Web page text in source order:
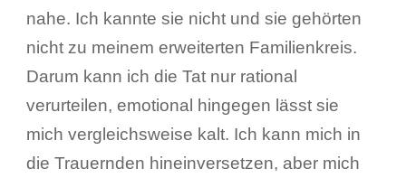
nahe. Ich kannte sie nicht und sie gehörten
nicht zu meinem erweiterten Familienkreis.
Darum kann ich die Tat nur rational
verurteilen, emotional hingegen lässt sie
mich vergleichsweise kalt. Ich kann mich in
die Trauernden hineinversetzen, aber mich